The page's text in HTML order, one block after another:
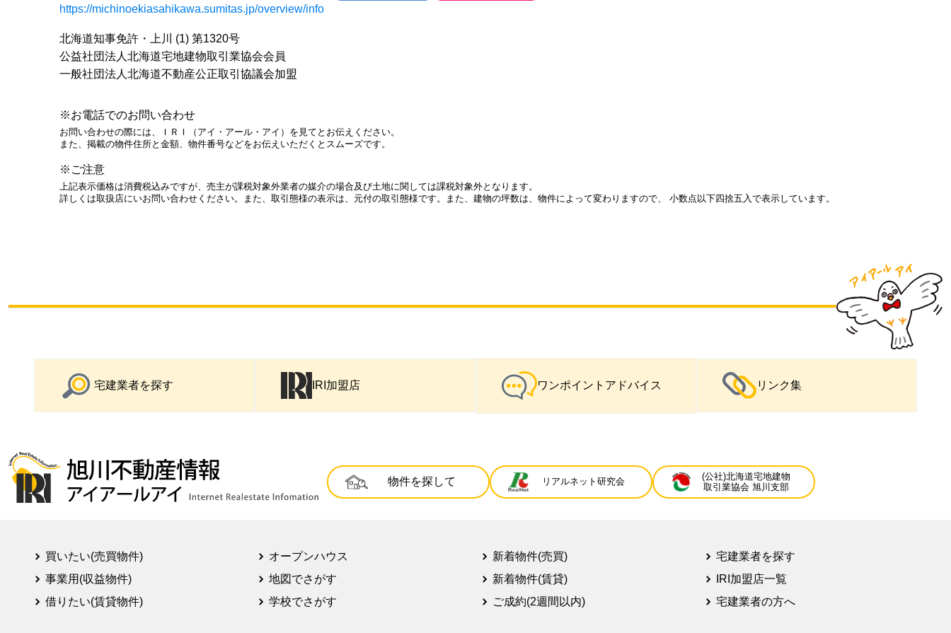
https://michinoekiasahikawa.sumitas.jp/overview/info
北海道知事免許・上川 (1) 第1320号
公益社団法人北海道宅地建物取引業協会会員
一般社団法人北海道不動産公正取引協議会加盟
※お電話でのお問い合わせ
お問い合わせの際には、ＩＲＩ（アイ・アール・アイ）を見てとお伝えください。
また、掲載の物件住所と金額、物件番号などをお伝えいただくとスムーズです。
※ご注意
上記表示価格は消費税込みですが、売主が課税対象外業者の媒介の場合及び土地に関しては課税対象外となります。
詳しくは取扱店にいお問い合わせください。また、取引態様の表示は、元付の取引態様です。また、建物の坪数は、物件によって変わりますので、 小数点以下四捨五入で表示しています。
宅建業者を探す IRI加盟店 ワンポイントアドバイス リンク集
物件を探して リアルネット研究会
(公社)北海道宅地建物
取引業協会 旭川支部
買いたい(売買物件)
事業用(収益物件)
借りたい(賃貸物件)
オープンハウス
地図でさがす
学校でさがす
新着物件(売買)
新着物件(賃貸)
ご成約(2週間以内)
宅建業者を探す
IRI加盟店一覧
宅建業者の方へ